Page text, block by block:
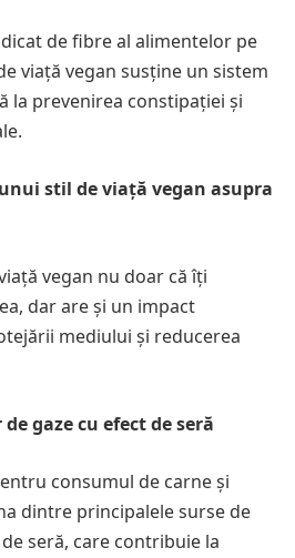
de fibre al alimentelor pe
viață vegan susține un sistem
la prevenirea constipației și
stil de viață vegan asupra
vegan nu doar că îți
dar are și un impact
mediului și reducerea
gaze cu efect de seră
consumul de carne și
dintre principalele surse de
seră, care contribuie la